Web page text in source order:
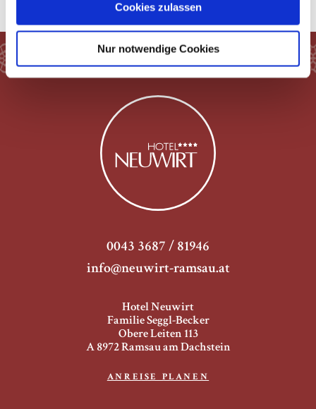
Cookies zulassen
Nur notwendige Cookies
Hotel Neuwirt
Familie Seggl-Becker
Obere Leiten 113
A 8972 Ramsau am Dachstein
ANREISE PLANEN
0043 3687 / 81946
info@neuwirt-ramsau.at